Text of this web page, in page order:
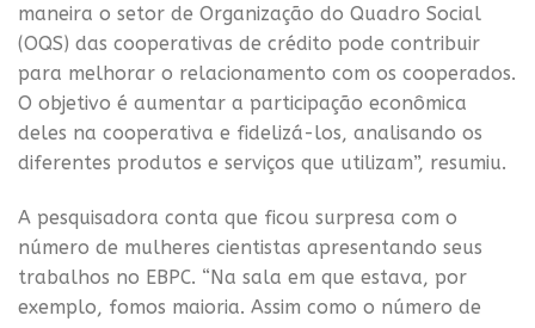
maneira o setor de Organização do Quadro Social
(OQS) das cooperativas de crédito pode contribuir
para melhorar o relacionamento com os cooperados.
O objetivo é aumentar a participação econômica
deles na cooperativa e fidelizá-los, analisando os
diferentes produtos e serviços que utilizam”, resumiu.
A pesquisadora conta que ficou surpresa com o
número de mulheres cientistas apresentando seus
trabalhos no EBPC. “Na sala em que estava, por
exemplo, fomos maioria. Assim como o número de